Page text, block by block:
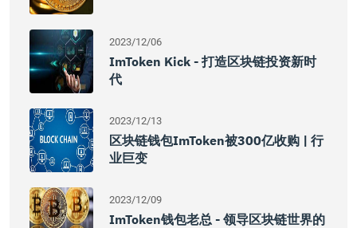
2023/12/06
ImToken Kick - 打造区块链投资新时
代
2023/12/13
区块链钱包imToken被300亿收购 | 行
业巨变
2023/12/09
ImToken钱包老总 - 领导区块链世界的